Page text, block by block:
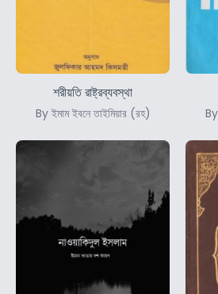
শরীয়তি রাষ্ট্রব্যবস্থা
By ইমাম ইবনে তাইমিয়ার (রহ)